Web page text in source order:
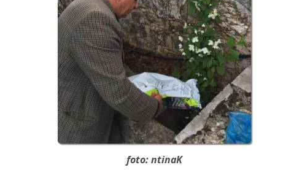
foto: ntinaK